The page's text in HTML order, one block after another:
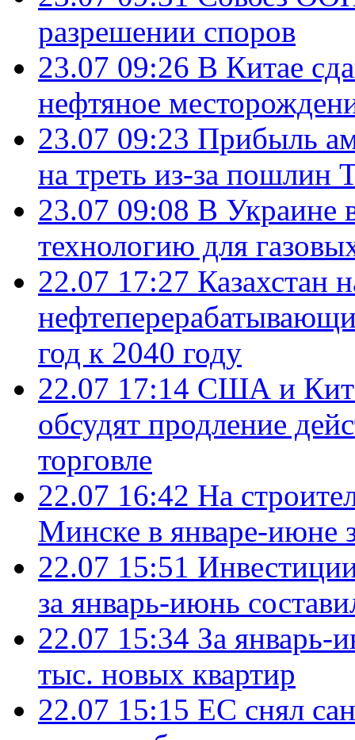
разрешении споров
23.07 09:26 В Китае
нефтяное
23.07 09:23 Прибыль
на треть из-за пошлин
23.07 09:08 В Украине
технологию для
22.07 17:27 Казахстан
год к 2040 году
22.07 17:14 США и
обсудят продление
торговле
22.07 16:42 На
Минске в январе-июне
22.07 15:51
за январь-июнь
22.07 15:34 За январь-
тыс. новых квартир
22.07 15:15 ЕС снял